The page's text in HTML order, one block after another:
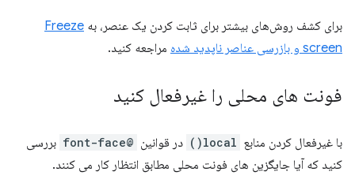
برای کشف روش‌های بیشتر برای ثابت کردن یک عنصر، به Freeze
screen و بازرسی عناصر ناپدید شده
مراجعه کنید.
فونت های محلی را غیرفعال کنید
با غیرفعال کردن منابع local() در قوانین @font-face
بررسی
کنید که آیا جایگزین های فونت محلی مطابق انتظار کار می کنند.